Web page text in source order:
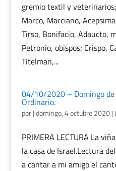
gremio textil y
Marco, Marciano,
Tirso, Bonifacio, Adaucto,
Petronio, obispos; Crispo,
Titelman,...
04/10/2020 – Domingo de
Ordinario.
por|domingo, 4 octubre 2020|
PRIMERA LECTURA La
la casa de Israel.Lectura
a cantar a mi amigo el